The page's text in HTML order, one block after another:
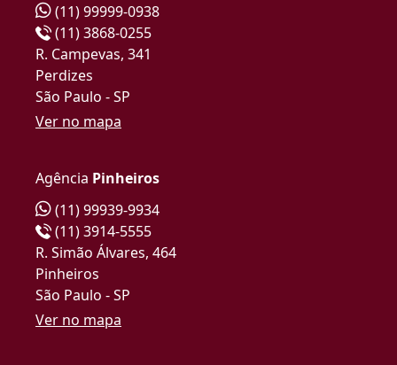
(11) 99999-0938
(11) 3868-0255
R. Campevas, 341
Perdizes
São Paulo - SP
Ver no mapa
Agência Pinheiros
(11) 99939-9934
(11) 3914-5555
R. Simão Álvares, 464
Pinheiros
São Paulo - SP
Ver no mapa